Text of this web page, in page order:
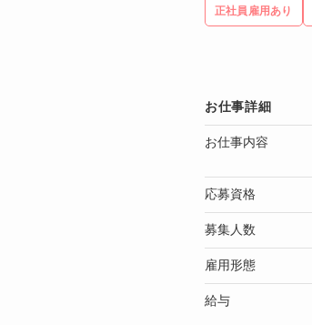
正社員雇用あり
お仕事詳細
お仕事内容
応募資格
募集人数
雇用形態
給与